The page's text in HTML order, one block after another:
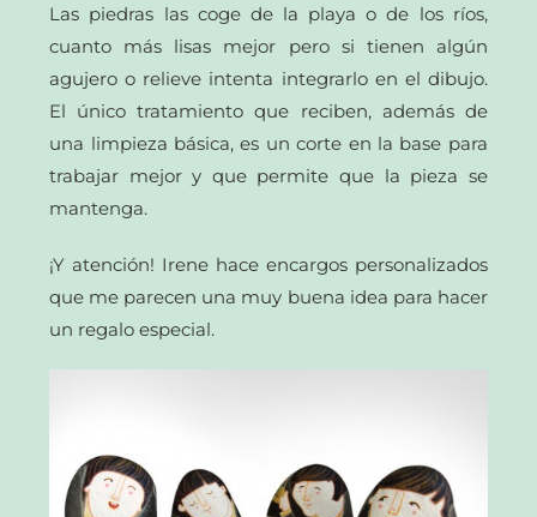
Las piedras las coge de la playa o de los ríos,
cuanto más lisas mejor pero si tienen algún
agujero o relieve intenta integrarlo en el dibujo.
El único tratamiento que reciben, además de
una limpieza básica, es un corte en la base para
trabajar mejor y que permite que la pieza se
mantenga.
¡Y atención! Irene hace encargos personalizados
que me parecen una muy buena idea para hacer
un regalo especial.